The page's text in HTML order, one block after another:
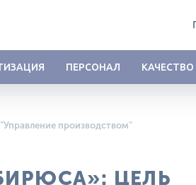
ПЕРСОНАЛ КАЧЕСТВО
производством"
ЦЕЛЬ